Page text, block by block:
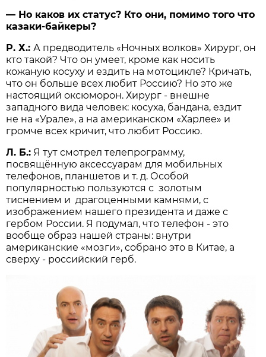
— Но каков их статус? Кто они, помимо того что
казаки-байкеры?
Р. Х.:А предводитель «Ночных волков» Хирург, он
кто такой? Что он умеет, кроме как носить
кожаную косуху и ездить на мотоцикле? Кричать,
что он больше всех любит Россию? Но это же
настоящий оксюморон. Хирург - внешне
западного вида человек: косуха, бандана, ездит
не на «Урале», а на американском «Харлее» и
громче всех кричит, что любит Россию.
Л. Б.: Я тут смотрел телепрограмму,
посвящённую аксессуарам для мобильных
телефонов, планшетов и т. д. Особой
популярностью пользуются с золотым
тиснением и драгоценными камнями, с
изображением нашего президента и даже с
гербом России. Я подумал, что телефон - это
вообще образ нашей страны: внутри
американские «мозги», собрано это в Китае, а
сверху - российский герб.